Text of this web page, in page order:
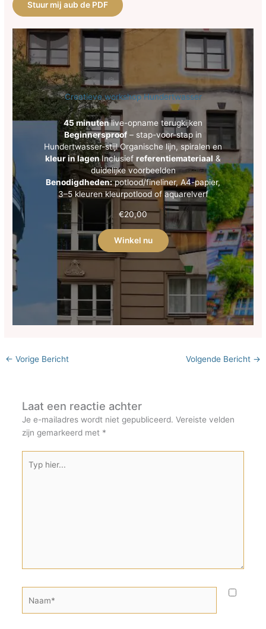
Stuur mij aub de PDF
Creatieve workshop Hundertwasser
45 minutenlive-opname terugkijken
Beginnersproof – stap-voor-stap in
Hundertwasser-stijl Organische lijn, spiralen en
kleur in lagenInclusief referentiemateriaal&
duidelijke voorbeelden
Benodigdheden:potlood/fineliner, A4-papier,
3–5 kleuren kleurpotlood of aquarelverf
€20,00
Winkel nu
← Vorige Bericht Volgende Bericht →
Laat een reactie achter
Je e-mailadres wordt niet gepubliceerd. Vereiste velden
zijn gemarkeerd met *
hier...